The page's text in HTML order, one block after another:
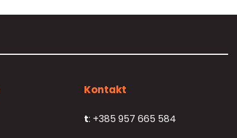
Kontakt
t: +385 957 665 584